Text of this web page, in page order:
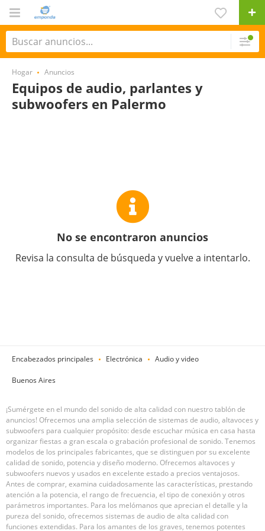
Hogar Anuncios
Equipos de audio, parlantes y
subwoofers en Palermo
No se encontraron anuncios
Revisa la consulta de búsqueda y vuelve a intentarlo.
Encabezados principales Electrónica Audio y video
Buenos Aires
¡Sumérgete en el mundo del sonido de alta calidad con nuestro tablón de
anuncios! Ofrecemos una amplia selección de sistemas de audio, altavoces y
subwoofers para cualquier propósito: desde escuchar música en casa hasta
organizar fiestas a gran escala o grabación profesional de sonido. Tenemos
modelos de los principales fabricantes, que se distinguen por su excelente
calidad de sonido, potencia y diseño moderno. Ofrecemos altavoces y
subwoofers nuevos y usados ​​en excelente estado a precios ventajosos.
Antes de comprar, examina cuidadosamente las características, prestando
atención a la potencia, el rango de frecuencia, el tipo de conexión y otros
parámetros importantes. Para los melómanos que aprecian el detalle y la
pureza del sonido, ofrecemos sistemas de audio de alta calidad con
funciones extendidas. Para los amantes de los graves, tenemos potentes